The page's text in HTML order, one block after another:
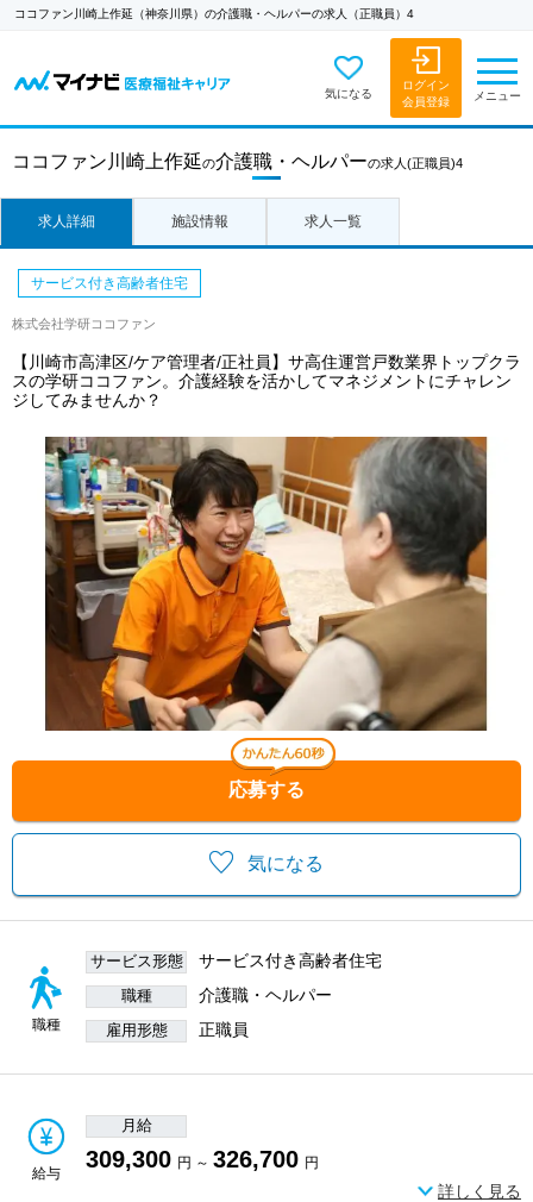
ココファン川崎上作延（神奈川県）の介護職・ヘルパーの求人（正職員）4
気になる
ログイン
会員登録
メニュー
ココファン川崎上作延の介護職・ヘルパーの求人 (正職員)4
求人詳細 施設情報 求人一覧
気になる
応募する
サービス付き高齢者住宅
株式会社学研ココファン
【川崎市高津区/ケア管理者/正社員】サ高住運営戸数業界トップクラ
スの学研ココファン。介護経験を活かしてマネジメントにチャレン
ジしてみませんか？
職種
サービス形態 サービス付き高齢者住宅
職種 介護職・ヘルパー
雇用形態 正職員
給与
月給
309,300 円 ～ 326,700 円
詳しく見る